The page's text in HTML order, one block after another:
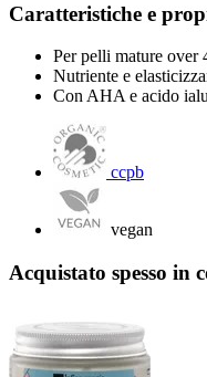
Caratteristiche e
Per pelli mature over
Nutriente e
Con AHA e acido
ccpb
vegan
Acquistato spesso in